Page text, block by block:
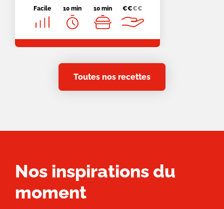
Facile 10 min 10 min €€€€
Toutes nos recettes
Nos inspirations du
moment